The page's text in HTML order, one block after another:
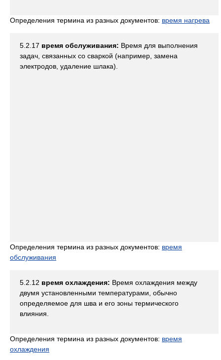
Определения термина из разных документов: время нагрева
5.2.17 время обслуживания: Время для выполнения
задач, связанных со сваркой (например, замена
электродов, удаление шлака).
Определения термина из разных документов: время
обслуживания
5.2.12 время охлаждения: Время охлаждения между
двумя установленными температурами, обычно
определяемое для шва и его зоны термического
влияния.
Определения термина из разных документов: время
охлаждения